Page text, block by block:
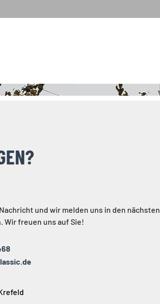
und wir melden uns in den nächsten
Wir freuen uns auf Sie!